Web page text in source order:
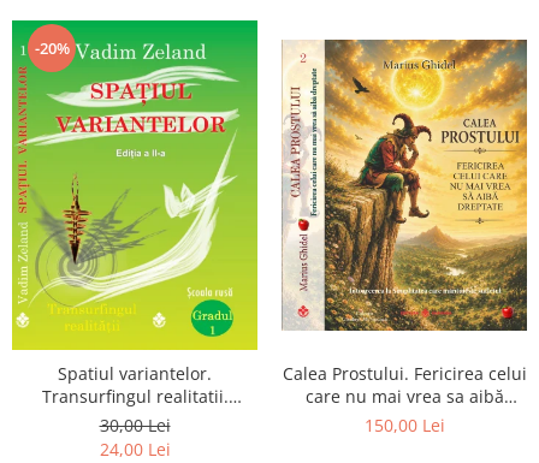
-20%
Spatiul variantelor.
Transurfingul realitatii.
Gradul 1. Cum sa ne
dezvoltam intuitia si sa ne
30,00 Lei
24,00 Lei
Calea Prostului. Fericirea celui
care nu mai vrea sa aibă
dreptate - Intoarcerea la
150,00 Lei